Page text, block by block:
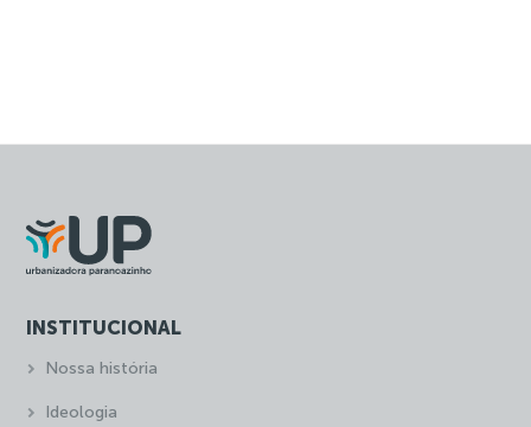
INSTITUCIONAL
Nossa história
Ideologia